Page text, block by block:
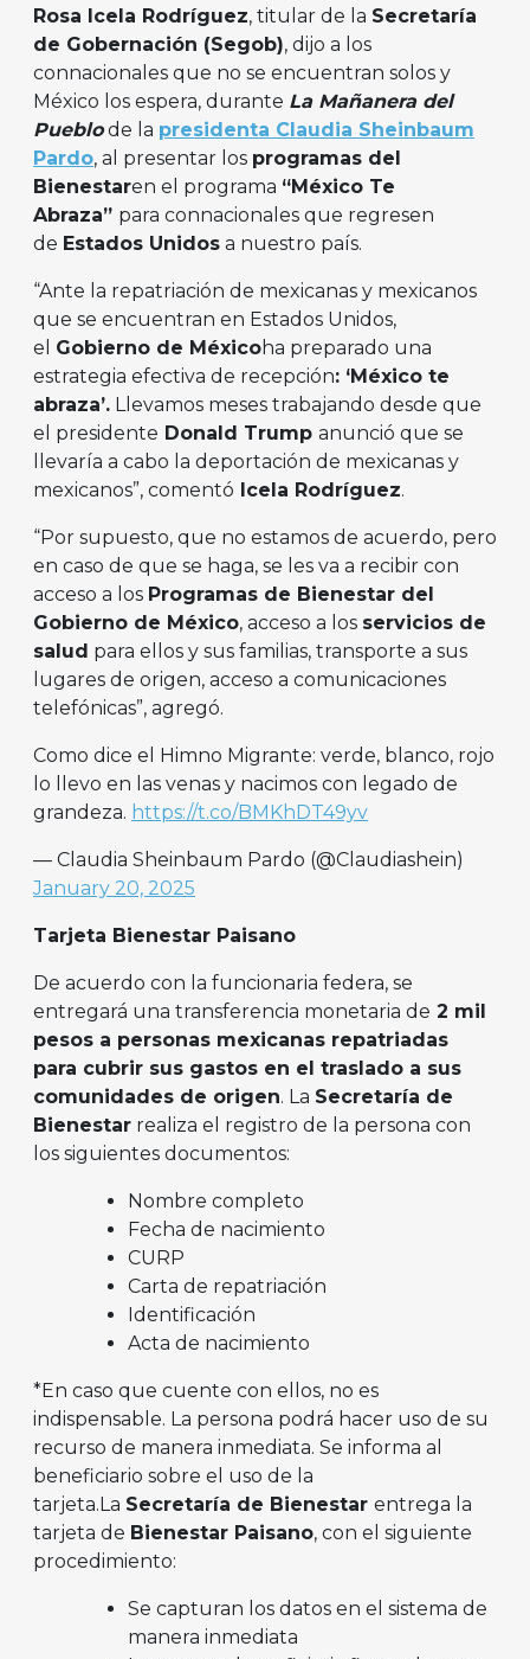
Rosa Icela Rodríguez, titular de la Secretaría
de Gobernación (Segob), dijo a los
connacionales que no se encuentran solos y
México los espera, durante La Mañanera del
Pueblode la presidenta Claudia Sheinbaum
Pardo, al presentar los programas del
Bienestaren el programa “México Te
Abraza” para connacionales que regresen
de Estados Unidos a nuestro país.
“Ante la repatriación de mexicanas y mexicanos
que se encuentran en Estados Unidos,
el Gobierno de Méxicoha preparado una
estrategia efectiva de recepción: ‘México te
abraza’. Llevamos meses trabajando desde que
el presidente Donald Trump anunció que se
llevaría a cabo la deportación de mexicanas y
mexicanos”, comentó Icela Rodríguez.
“Por supuesto, que no estamos de acuerdo, pero
en caso de que se haga, se les va a recibir con
acceso a los Programas de Bienestar del
Gobierno de México, acceso a los servicios de
salud para ellos y sus familias, transporte a sus
lugares de origen, acceso a comunicaciones
telefónicas”, agregó.
Como dice el Himno Migrante: verde, blanco, rojo
lo llevo en las venas y nacimos con legado de
grandeza. https://t.co/BMKhDT49yv
— Claudia Sheinbaum Pardo (@Claudiashein)
January 20, 2025
Tarjeta Bienestar Paisano
De acuerdo con la funcionaria federa, se
entregará una transferencia monetaria de 2 mil
pesos a personas mexicanas repatriadas
para cubrir sus gastos en el traslado a sus
comunidades de origen. La Secretaría de
Bienestar realiza el registro de la persona con
los siguientes documentos:
Nombre completo
Fecha de nacimiento
CURP
Carta de repatriación
Identificación
Acta de nacimiento
*En caso que cuente con ellos, no es
indispensable. La persona podrá hacer uso de su
recurso de manera inmediata. Se informa al
beneficiario sobre el uso de la
tarjeta.La Secretaría de Bienestar entrega la
tarjeta de Bienestar Paisano, con el siguiente
procedimiento:
Se capturan los datos en el sistema de
manera inmediata